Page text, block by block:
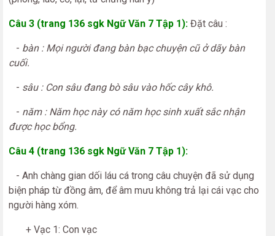
Câu 3 (trang 136 sgk Ngữ Văn 7 Tập 1): Đặt câu :
- bàn : Mọi người đang bàn bạc chuyện cũ ở dãy bàn
cuối.
- sâu : Con sâu đang bò sâu vào hốc cây khô.
- năm : Năm học này có năm học sinh xuất sắc nhận
được học bổng.
Câu 4 (trang 136 sgk Ngữ Văn 7 Tập 1):
- Anh chàng gian dối láu cá trong câu chuyện đã sử dụng
biện pháp từ đồng âm, để âm mưu không trả lại cái vạc cho
người hàng xóm.
+ Vạc 1: Con vạc